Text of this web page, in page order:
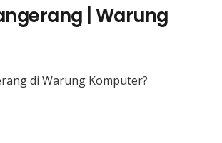
| Warung
di Warung Komputer?